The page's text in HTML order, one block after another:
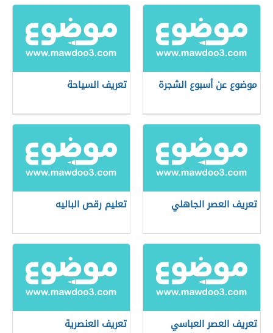
موضوع عن أسبوع الشجرة تعريف السياحة
تعريف العصر الجاهلي تعليم رقص الباليه
تعريف العصر العباسي تعريف العنصرية